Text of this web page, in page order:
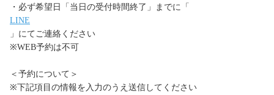
・必ず希望日「当日の受付時間終了」までに「
LINE
」にてご連絡ください
※WEB予約は不可
＜予約について＞
※下記項目の情報を入力のうえ送信してください